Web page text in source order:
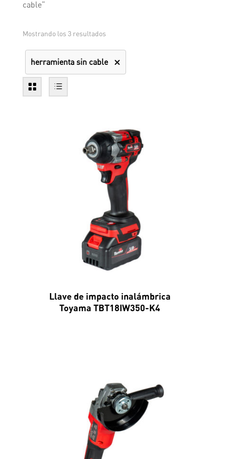
cable”
Mostrando los 3 resultados
herramienta sin cable
Llave de impacto inalámbrica
Toyama TBT18IW350-K4